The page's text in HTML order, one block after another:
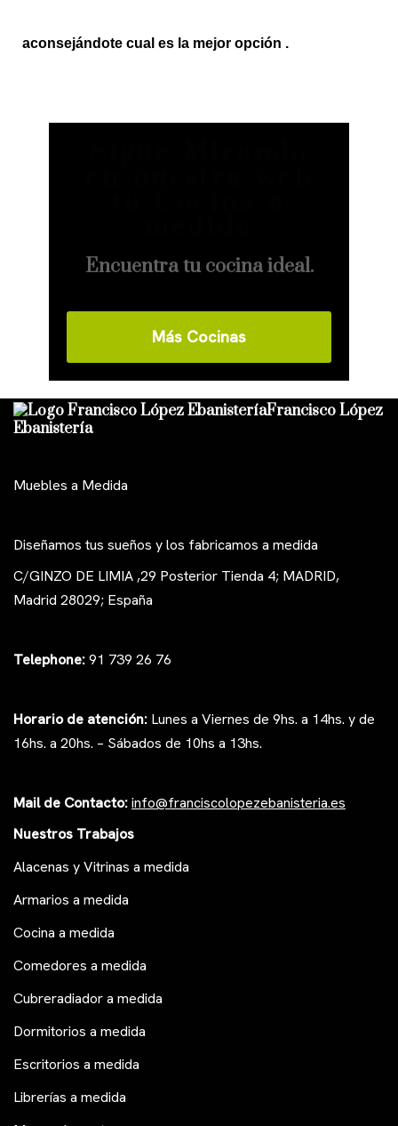
aconsejándote cual es la mejor opción .
Encuentra tu cocina ideal.
Más Cocinas
Francisco López
Ebanistería
Muebles a Medida
Diseñamos tus sueños y los fabricamos a medida
C/GINZO DE LIMIA ,29 Posterior Tienda 4; MADRID,
Madrid 28029; España
Telephone:91 739 26 76
Horario de atención: Lunes a Viernes de 9hs. a 14hs. y de
16hs. a 20hs. – Sábados de 10hs a 13hs.
Mail de Contacto:info@franciscolopezebanisteria.es
Nuestros Trabajos
Alacenas y Vitrinas a medida
Armarios a medida
Cocina a medida
Comedores a medida
Cubreradiador a medida
Dormitorios a medida
Escritorios a medida
Librerías a medida